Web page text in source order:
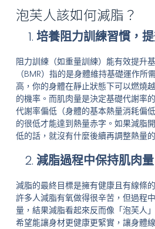
泡芙人該如何減脂？
培養阻力訓練習慣，
阻力訓練（如重量訓練）能有效提升
（BMR）指的是身體維持基礎運作所
高，你的身體在靜止狀態下可以燃燒
的機率。而肌肉量是決定基礎代謝率
代謝率偏低（身體的基本熱量消耗偏
的很低才能達到熱量赤字。如果減脂
低的話，就沒有什麼後續再調整熱量
減脂過程中保持肌肉
減脂的最終目標是擁有健康且有線條
許多人減脂有氧做得很辛苦，但過程
量，結果減脂看起來反而像「泡芙人
希望能讓身材更健康更緊實，讓身體